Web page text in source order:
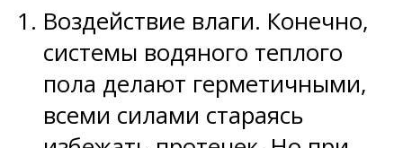
Воздействие влаги. Конечно,
системы водяного теплого
пола делают герметичными,
всеми силами стараясь